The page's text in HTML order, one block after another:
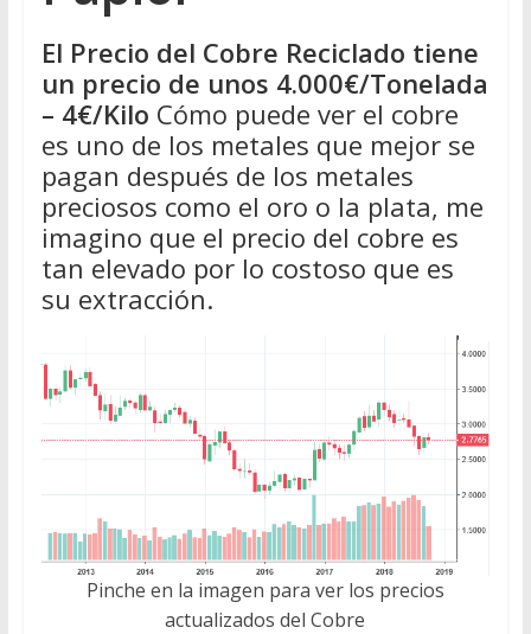
El Precio del Cobre Reciclado tiene
un precio de unos 4.000€/Tonelada
– 4€/Kilo Cómo puede ver el cobre
es uno de los metales que mejor se
pagan después de los metales
preciosos como el oro o la plata, me
imagino que el precio del cobre es
tan elevado por lo costoso que es
su extracción.
Pinche en la imagen para ver los precios
actualizados del Cobre